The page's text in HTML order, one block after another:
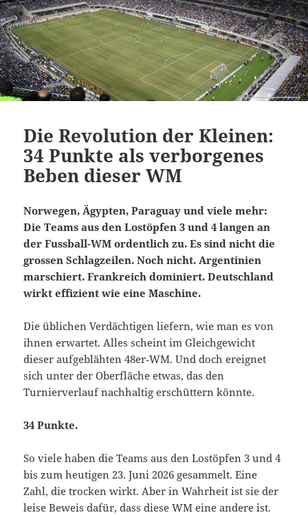
Die Revolution der Kleinen:
34 Punkte als verborgenes
Beben dieser WM
Norwegen, Ägypten, Paraguay und viele mehr:
Die Teams aus den Lostöpfen 3 und 4 langen an
der Fussball-WM ordentlich zu. Es sind nicht die
grossen Schlagzeilen. Noch nicht. Argentinien
marschiert. Frankreich dominiert. Deutschland
wirkt effizient wie eine Maschine.
Die üblichen Verdächtigen liefern, wie man es von
ihnen erwartet. Alles scheint im Gleichgewicht
dieser aufgeblähten 48er‑WM. Und doch ereignet
sich unter der Oberfläche etwas, das den
Turnierverlauf nachhaltig erschüttern könnte.
34 Punkte.
So viele haben die Teams aus den Lostöpfen 3 und 4
bis zum heutigen 23. Juni 2026 gesammelt. Eine
Zahl, die trocken wirkt. Aber in Wahrheit ist sie der
leise Beweis dafür, dass diese WM eine andere ist.